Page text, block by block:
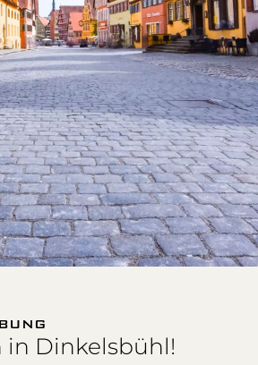
Dinkelsbühl!